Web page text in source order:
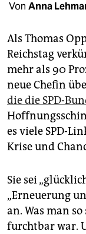
fragen & hilfe
abo
genossenschaft
epaper login
Von Anna
Als Thomas
Reichstag
mehr als 90
neue Chefin
die die SPD-
es viele SPD-
Krise und
Sie sei
„Erneuerung
an. Was man
furchtbar war.